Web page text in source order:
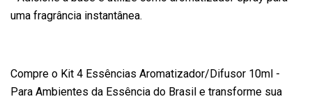
uma fragrância instantânea.
Compre o Kit 4 Essências Aromatizador/Difusor 10ml -
Para Ambientes da Essência do Brasil e transforme sua